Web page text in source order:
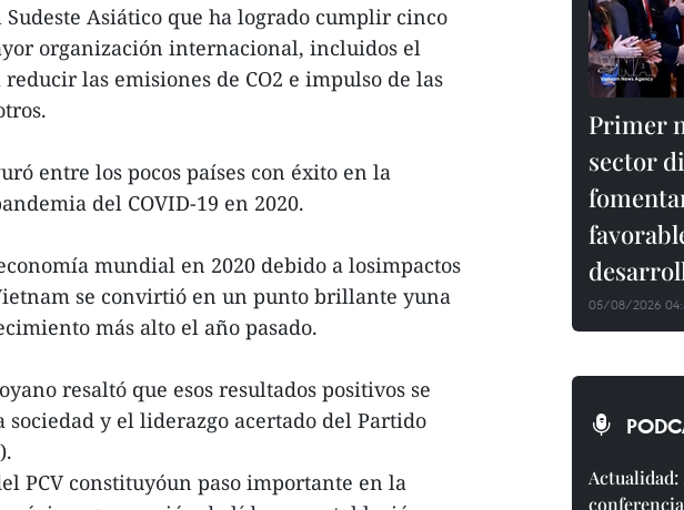
Asiático que ha logrado cumplir cinco
organización internacional, incluidos el
las emisiones de CO2 e impulso de las
entre los pocos países con éxito en la
del COVID-19 en 2020.
mundial en 2020 debido a losimpactos
se convirtió en un punto brillante yuna
más alto el año pasado.
resaltó que esos resultados positivos se
y el liderazgo acertado del Partido
PCV constituyóun paso importante en la
Primer
sector
05/08/2026
Actualidad: